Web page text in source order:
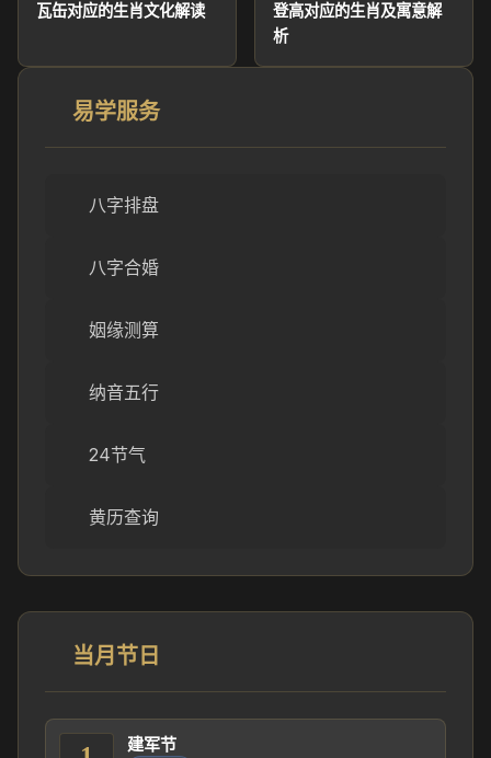
瓦缶对应的生肖文化解读
登高对应的生肖及寓意解
析
易学服务
八字排盘
八字合婚
姻缘测算
纳音五行
24节气
黄历查询
当月节日
建军节